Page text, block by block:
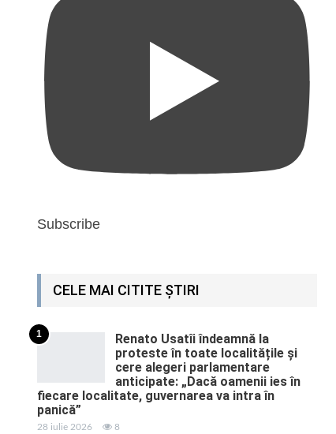
Subscribe
CELE MAI CITITE ȘTIRI
1
Renato Usatîi îndeamnă la
proteste în toate localitățile și
cere alegeri parlamentare
anticipate: „Dacă oamenii ies în
fiecare localitate, guvernarea va intra în
panică”
28 iulie 2026 8